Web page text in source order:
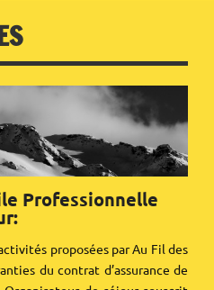
Professionnelle
proposées par Au Fil des
du contrat d’assurance de